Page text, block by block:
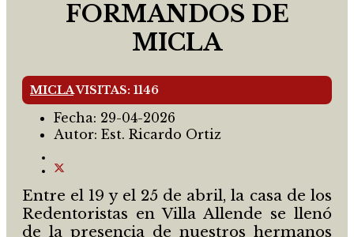
FORMANDOS DE
MICLA
MICLAVISITAS: 1146
Fecha: 29-04-2026
Autor: Est. Ricardo Ortiz
Entre el 19 y el 25 de abril, la casa de los
Redentoristas en Villa Allende se llenó
de la presencia de nuestros hermanos